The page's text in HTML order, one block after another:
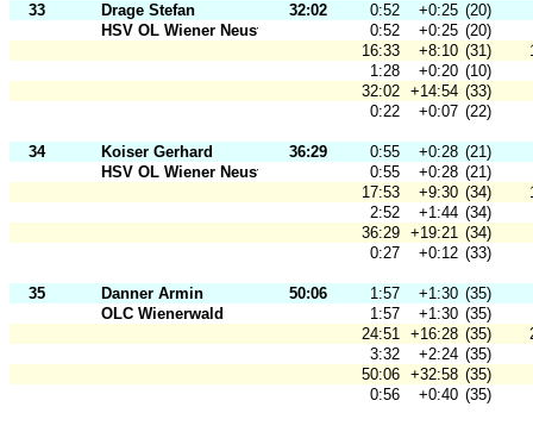
33 Drage Stefan 32:02 0:52 +0:25 (20)
HSV OL Wiener Neustadt
0:52 +0:25 (20)
16:33
+8:10 (31)
1:28
+0:20 (10)
32:02 +14:54 (33)
0:22
+0:07 (22)
34 Koiser Gerhard 36:29 0:55 +0:28 (21)
HSV OL Wiener Neustadt
0:55 +0:28 (21)
17:53
+9:30 (34)
2:52
+1:44 (34)
36:29 +19:21 (34)
0:27
+0:12 (33)
35 Danner Armin 50:06 1:57 +1:30 (35)
OLC Wienerwald
1:57 +1:30 (35)
24:51 +16:28 (35)
3:32
+2:24 (35)
50:06 +32:58 (35)
0:56
+0:40 (35)